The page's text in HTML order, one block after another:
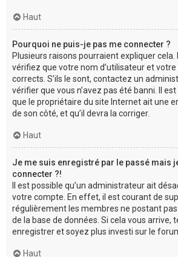
Haut
Pourquoi ne puis-je pas me connecter ?
Plusieurs raisons pourraient expliquer
vérifiez que votre nom d’utilisateur et
corrects. S’ils le sont, contactez un
vérifier que vous n’avez pas été banni. Il
que le propriétaire du site Internet ait une
de son côté, et qu’il devra la corriger.
Haut
Je me suis enregistré par le passé mais
connecter ?!
Il est possible qu’un administrateur ait
votre compte. En effet, il est courant de
régulièrement les membres ne postant
de la base de données. Si cela vous arrive,
enregistrer et soyez plus investi sur le
Haut